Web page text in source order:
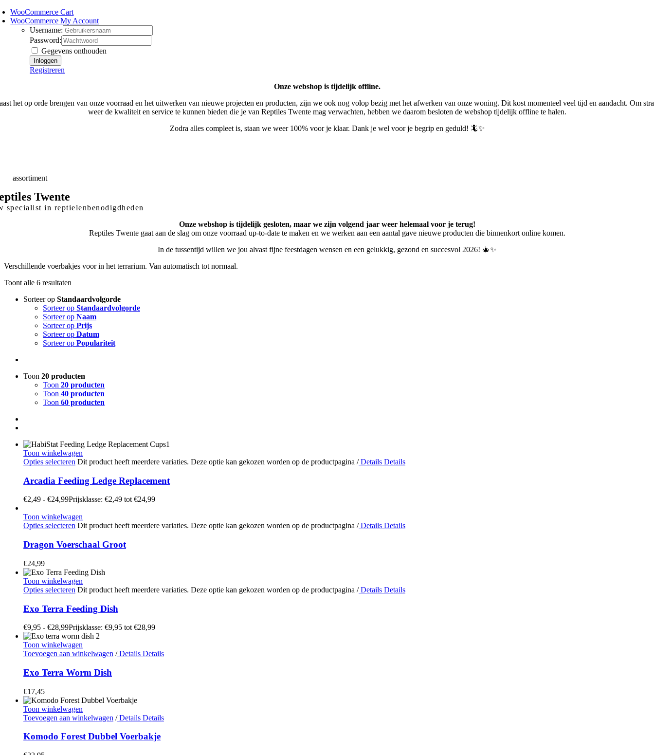
WooCommerce Cart
WooCommerce My Account
Username:
Password:
Gegevens onthouden
Registreren
Onze webshop is tijdelijk offline.
het op orde brengen van onze voorraad en het uitwerken van nieuwe projecten en producten, zijn we ook nog volop bezig met het afwerken van onze woning. Dit kost momenteel veel tijd en aandacht. Om
weer de kwaliteit en service te kunnen bieden die je van Reptiles Twente mag verwachten, hebben we daarom besloten de webshop tijdelijk offline te halen.
Zodra alles compleet is, staan we weer 100% voor je klaar. Dank je wel voor je begrip en geduld! 🦎✨
assortiment
Twente
specialist in reptielenbenodigdheden
Onze webshop is tijdelijk gesloten, maar we zijn volgend jaar weer helemaal voor je terug!
Reptiles Twente gaat aan de slag om onze voorraad up-to-date te maken en we werken aan een aantal gave nieuwe producten die binnenkort online komen.
In de tussentijd willen we jou alvast fijne feestdagen wensen en een gelukkig, gezond en succesvol 2026! 🎄✨
Verschillende voerbakjes voor in het terrarium. Van automatisch tot normaal.
Toont alle 6 resultaten
Sorteer op Standaardvolgorde
Sorteer op Standaardvolgorde
Sorteer op Naam
Sorteer op Prijs
Sorteer op Datum
Sorteer op Populariteit
Toon 20 producten
Toon 20 producten
Toon 40 producten
Toon 60 producten
Toon winkelwagen
Opties selecteren Dit product heeft meerdere variaties. Deze optie kan gekozen worden op de productpagina /Details Details
Arcadia Feeding Ledge Replacement
€2,49 - €24,99Prijsklasse: €2,49 tot €24,99
Toon winkelwagen
Opties selecteren Dit product heeft meerdere variaties. Deze optie kan gekozen worden op de productpagina /Details Details
Dragon Voerschaal Groot
€24,99
Toon winkelwagen
Opties selecteren Dit product heeft meerdere variaties. Deze optie kan gekozen worden op de productpagina /Details Details
Exo Terra Feeding Dish
€9,95 - €28,99Prijsklasse: €9,95 tot €28,99
Toon winkelwagen
Toevoegen aan winkelwagen /Details Details
Exo Terra Worm Dish
€17,45
Toon winkelwagen
Toevoegen aan winkelwagen /Details Details
Komodo Forest Dubbel Voerbakje